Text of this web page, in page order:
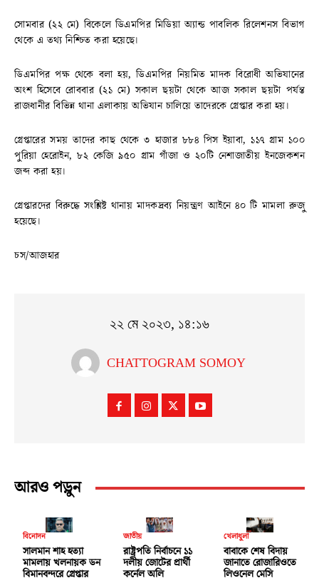
সোমবার (২২ মে) বিকেলে ডিএমপির মিডিয়া অ্যান্ড পাবলিক রিলেশনস বিভাগ
থেকে এ তথ্য নিশ্চিত করা হয়েছে।
ডিএমপির পক্ষ থেকে বলা হয়, ডিএমপির নিয়মিত মাদক বিরোধী অভিযানের
অংশ হিসেবে রোববার (২১ মে) সকাল ছয়টা থেকে আজ সকাল ছয়টা পর্যন্ত
রাজধানীর বিভিন্ন থানা এলাকায় অভিযান চালিয়ে তাদেরকে গ্রেপ্তার করা হয়।
গ্রেপ্তারের সময় তাদের কাছ থেকে ৩ হাজার ৮৮৪ পিস ইয়াবা, ১১৭ গ্রাম ১০০
পুরিয়া হেরোইন, ৮২ কেজি ৯৫০ গ্রাম গাঁজা ও ২০টি নেশাজাতীয় ইনজেকশন
জব্দ করা হয়।
গ্রেপ্তারদের বিরুদ্ধে সংশ্লিষ্ট থানায় মাদকদ্রব্য নিয়ন্ত্রণ আইনে ৪০ টি মামলা রুজু
হয়েছে।
চস/আজহার
২২ মে ২০২৩, ১৪:১৬
CHATTOGRAM SOMOY
আরও পড়ুন
বিনোদন
সালমান শাহ হত্যা
মামলায় খলনায়ক ডন
বিমানবন্দরে গ্রেপ্তার
জাতীয়
রাষ্ট্রপতি নির্বাচনে ১১
দলীয় জোটের প্রার্থী
কর্নেল অলি
খেলাধুলা
বাবাকে শেষ বিদায়
জানাতে রোজারিওতে
লিওনেল মেসি